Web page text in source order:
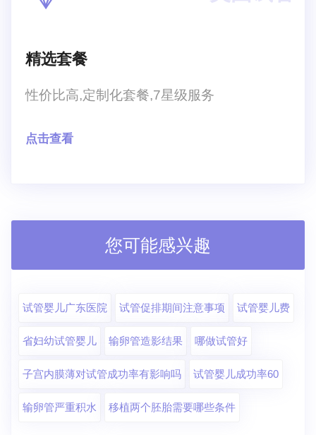
精选套餐
性价比高,定制化套餐,7星级服务
点击查看
您可能感兴趣
试管婴儿广东医院 试管促排期间注意事项 试管婴儿费
省妇幼试管婴儿 输卵管造影结果 哪做试管好
子宫内膜薄对试管成功率有影响吗 试管婴儿成功率60
输卵管严重积水 移植两个胚胎需要哪些条件